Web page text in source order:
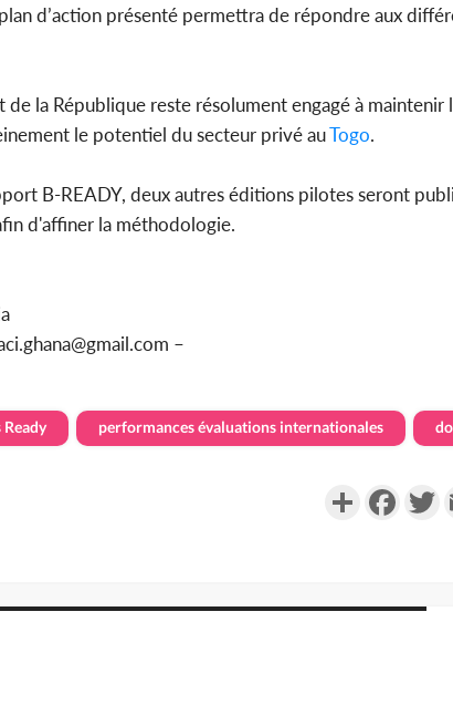
d’action présenté permettra de répondre aux
la République reste résolument engagé à maintenir
le potentiel du secteur privé auTogo.
B-READY, deux autres éditions pilotes seront
d'affiner la méthodologie.
–
Ready performances évaluations internationales
Partager